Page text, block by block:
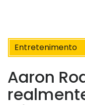
Entretenimento
Aaron